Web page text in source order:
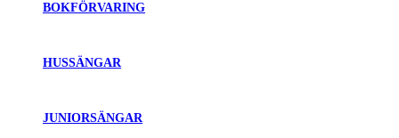
BOKFÖRVARING
HUSSÄNGAR
JUNIORSÄNGAR